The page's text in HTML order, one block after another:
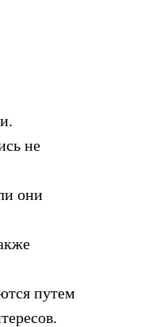
не
они
путем